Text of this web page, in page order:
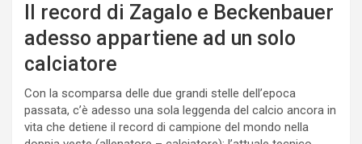
Il record di Zagalo e Beckenbauer
adesso appartiene ad un solo
calciatore
Con la scomparsa delle due grandi stelle dell’epoca
passata, c’è adesso una sola leggenda del calcio ancora in
vita che detiene il record di campione del mondo nella